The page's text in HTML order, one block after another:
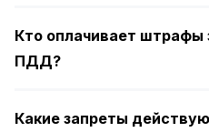
Кто оплачивает штрафы
ПДД?
Какие запреты